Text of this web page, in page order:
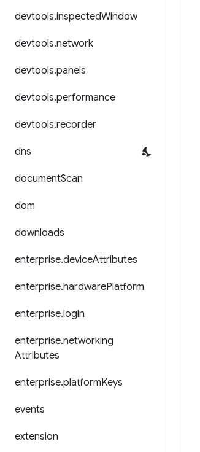
devtools.inspectedWindow
devtools.network
devtools.panels
devtools.performance
devtools.recorder
dns
documentScan
dom
downloads
enterprise.deviceAttributes
enterprise.hardwarePlatform
enterprise.login
enterprise.networking
Attributes
enterprise.platformKeys
events
extension